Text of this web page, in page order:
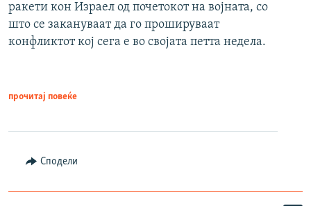
ракети кон Израел од почетокот на војната, со
што се закануваат да го прошируваат
конфликтот кој сега е во својата петта недела.
прочитај повеќе
Сподели